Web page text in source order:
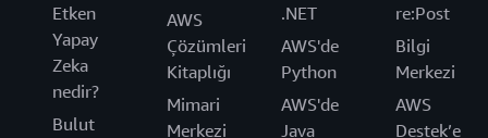
Etken
Yapay
Zeka
nedir?
Bulut
AWS
Çözümleri
Kitaplığı
Mimari
Merkezi
.NET
AWS'de
Python
AWS'de
Java
re:Post
Bilgi
Merkezi
AWS
Destek’e